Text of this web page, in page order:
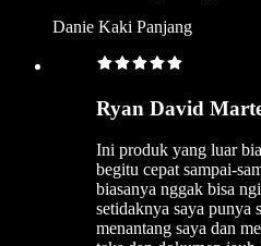
Danie Kaki Panjang
Ryan David
Ini produk yang luar
begitu cepat sampai-
biasanya nggak bisa
setidaknya saya punya
menantang saya dan